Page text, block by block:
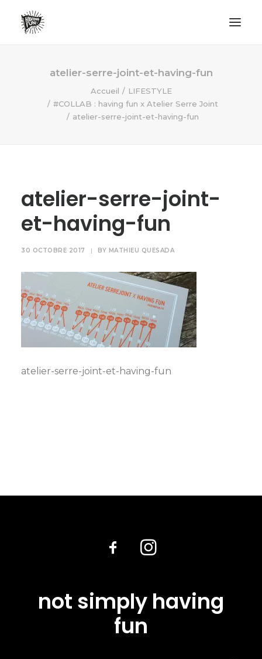
LIFESTYLE
ECO FRIENDLY
RECHERCHE
atelier-serre-joint-et-having-fun
Accueil
LIFESTYLE
#COLLAB : having fun x Atelier Serre Joint
atelier-serre-joint-et-having-fun
atelier-serre-joint-
et-having-fun
30 OCTOBRE 2017 | BY MATHIEU QUESADA
atelier-serre-joint-et-having-fun
not simply having
fun